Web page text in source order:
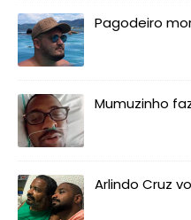
Pagodeiro
Mumuzinho
Arlindo Cruz